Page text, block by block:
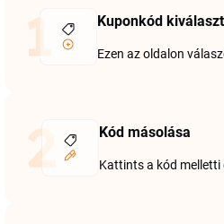
Kuponkód
Ezen az oldalon
Kód másolása
Kattints a kód